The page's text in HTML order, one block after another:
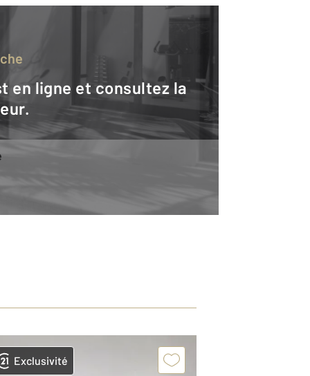
Exclusivité